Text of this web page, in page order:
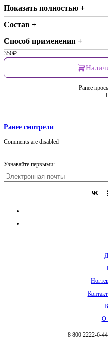
Показать полностью +
Состав +
Способ применения +
350₽
Ранее
Ранее смотрели
Comments are disabled
Узнавайте первыми:
О
8 800 2222-6-44